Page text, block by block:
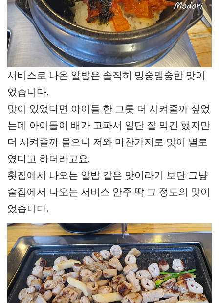
서비스로 나온 알밥은 솔직히 밍숭맹숭한 맛이
었습니다.
맛이 있었다면 아이들 한 그릇 더 시켜줄까 싶었
는데 아이들이 배가 고파서 일단 잘 먹긴 했지만
더 시켜줄까 물으니 저와 마찬가지로 맛이 별로
였다고 하더라고요.
횟집에서 나오는 알밥 같은 맛이라기 보단 그냥
술집에서 나오는 서비스 안주 딱 그 정도의 맛이
었습니다.